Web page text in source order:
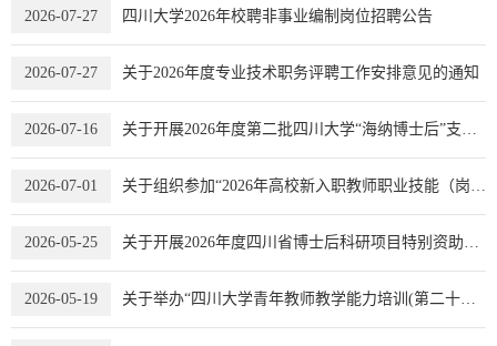
2026-07-27 四川大学2026年校聘非事业编制岗位招聘公告
2026-07-27 关于2026年度专业技术职务评聘工作安排意见的通知
2026-07-16 关于开展2026年度第二批四川大学“海纳博士后”支持计划的通知
2026-07-01 关于组织参加“2026年高校新入职教师职业技能（岗前）培训”的通知
2026-05-25 关于开展2026年度四川省博士后科研项目特别资助申报工作的通知
2026-05-19 关于举办“四川大学青年教师教学能力培训(第二十期)”的通知